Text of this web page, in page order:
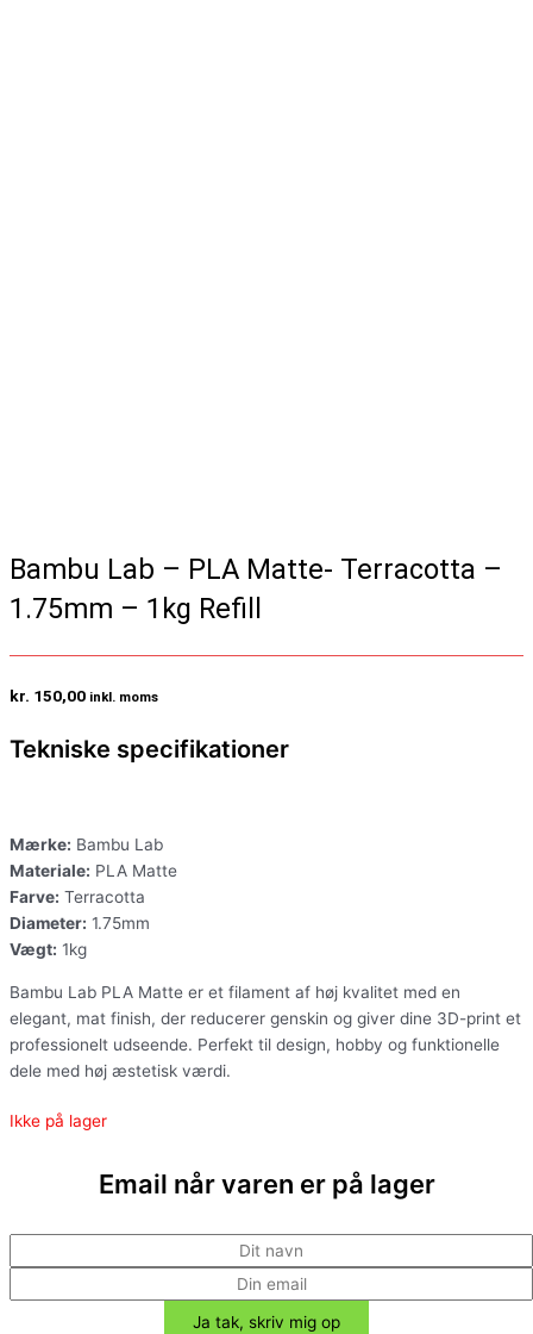
Bambu Lab – PLA Matte- Terracotta –
1.75mm – 1kg Refill
kr. 150,00 inkl. moms
Tekniske specifikationer
Mærke: Bambu Lab
Materiale: PLA Matte
Farve: Terracotta
Diameter: 1.75mm
Vægt: 1kg
Bambu Lab PLA Matte er et filament af høj kvalitet med en
elegant, mat finish, der reducerer genskin og giver dine 3D-print et
professionelt udseende. Perfekt til design, hobby og funktionelle
dele med høj æstetisk værdi.
Ikke på lager
Email når varen er på lager